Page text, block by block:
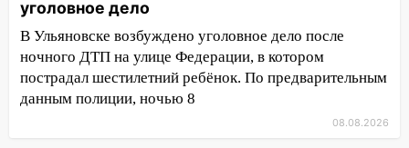
15:08 В Кузоватово после прокурорской
проверки обновили разметку на
пешеходных переходах
14:40 На проспекте Гая в Ульяновске
запретили остановку автомобилей на
уголовное дело
В Ульяновске возбуждено уголовное дело после
ночного ДТП на улице Федерации, в котором
пострадал шестилетний ребёнок. По предварительным
данным полиции, ночью 8
08.08.2026